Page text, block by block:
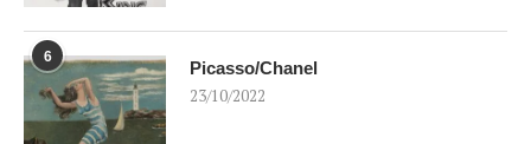
6
Picasso/Chanel
23/10/2022